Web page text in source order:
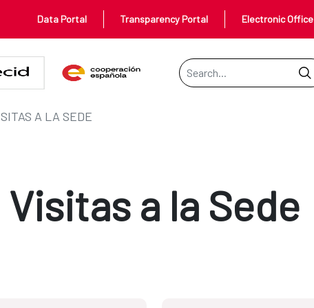
Data Portal Transparency Portal Electronic Office
Search Bar
A LA SEDE
Visitas a la Sede